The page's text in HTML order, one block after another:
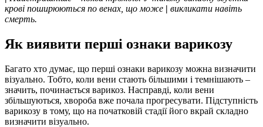
крові поширюються по венах, що може | викликати навіть
смерть.
Як виявити перші ознаки варикозу
Багато хто думає, що перші ознаки варикозу можна визначити
візуально. Тобто, коли вени стають більшими і темнішають –
значить, починається варикоз. Насправді, коли вени
збільшуються, хвороба вже почала прогресувати. Підступність
варикозу в тому, що на початковій стадії його вкрай складно
визначити візуально.